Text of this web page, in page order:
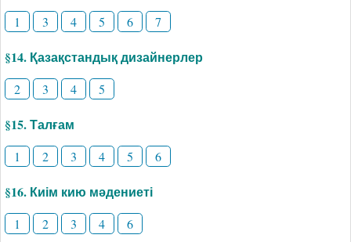
1 3 4 5 6 7
§14. Қазақстандық дизайнерлер
2 3 4 5
§15. Талғам
1 2 3 4 5 6
§16. Киім кию мәдениеті
1 2 3 4 6